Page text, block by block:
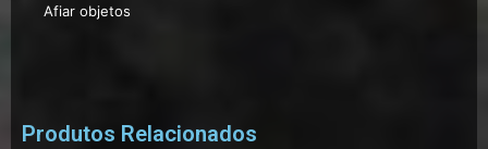
Afiar objetos
Produtos Relacionados